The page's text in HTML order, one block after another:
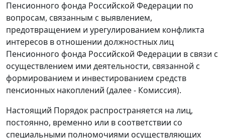
Пенсионного фонда Российской Федерации по
вопросам, связанным с выявлением,
предотвращением и урегулированием конфликта
интересов в отношении должностных лиц
Пенсионного фонда Российской Федерации в связи с
осуществлением ими деятельности, связанной с
формированием и инвестированием средств
пенсионных накоплений (далее - Комиссия).
Настоящий Порядок распространяется на лиц,
постоянно, временно или в соответствии со
специальными полномочиями осуществляющих